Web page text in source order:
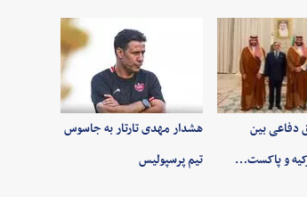
دفاعی بین
و پاکست…
هشدار مهدی تارتار به جاسوس
تیم پرسپولیس